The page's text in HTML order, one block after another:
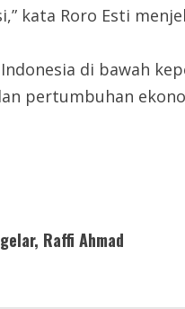
kata Roro Esti
di bawah
pertumbuhan
Raffi Ahmad